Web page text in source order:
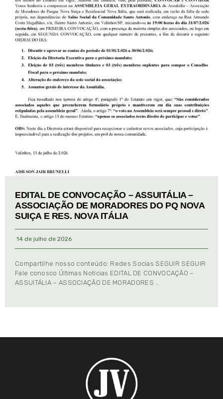
EDITAL DE CONVOCAÇÃO – ASSUITÁLIA –
ASSOCIAÇÃO DE MORADORES DO PQ NOVA
SUIÇA E RES. NOVA ITÁLIA
14 de julho de 2026
Compartilhe nosso conteúdo: Redes Socias SEGUIR SEGUIR
Fale conosco Últimas Notícias EDITAL DE CONVOCAÇÃO –
ASSUITÁLIA – ASSOCIAÇÃO DE MORADORES …